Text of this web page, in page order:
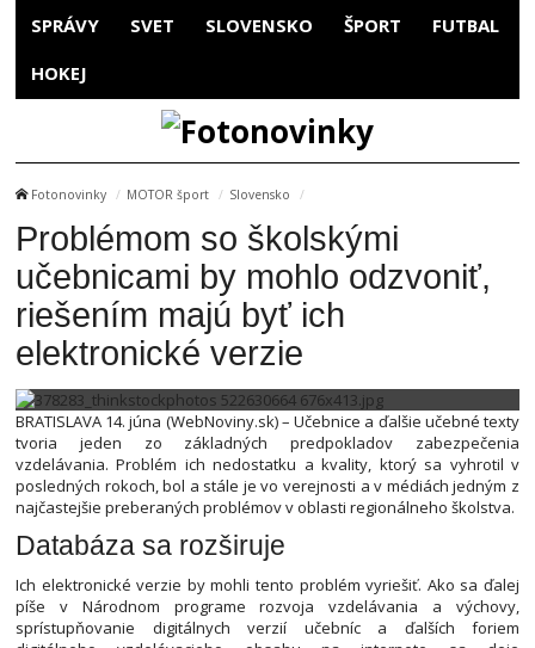
SPRÁVY SVET SLOVENSKO ŠPORT FUTBAL
HOKEJ
Fotonovinky MOTOR šport Slovensko
Problémom so školskými
učebnicami by mohlo odzvoniť,
riešením majú byť ich
elektronické verzie
BRATISLAVA 14. júna (WebNoviny.sk) – Učebnice a ďalšie učebné texty
tvoria jeden zo základných predpokladov zabezpečenia
vzdelávania. Problém ich nedostatku a kvality, ktorý sa vyhrotil v
posledných rokoch, bol a stále je vo verejnosti a v médiách jedným z
najčastejšie preberaných problémov v oblasti regionálneho školstva.
Databáza sa rozširuje
Ich elektronické verzie by mohli tento problém vyriešiť. Ako sa ďalej
píše v Národnom programe rozvoja vzdelávania a výchovy,
sprístupňovanie digitálnych verzií učebníc a ďalších foriem